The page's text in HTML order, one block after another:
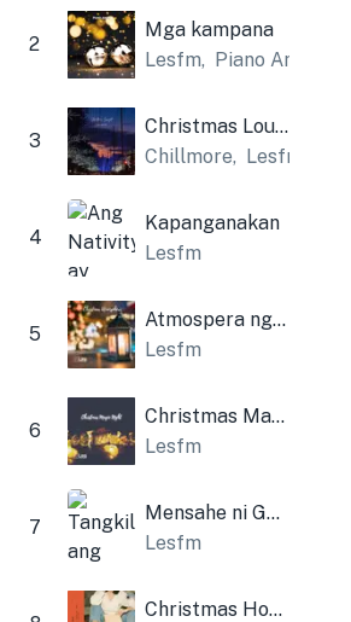
2
Mga kampana
Lesfm, Piano Amor
3
Christmas Lounge lofi
Chillmore, Lesfm
4
Kapanganakan
Lesfm
5
Atmospera ng Pasko
Lesfm
6
Christmas Magic Night
Lesfm
7
Mensahe ni Gabriel (Kahon ng Musika sa Pasko at Mga Kampana)
Lesfm
Christmas House Beats